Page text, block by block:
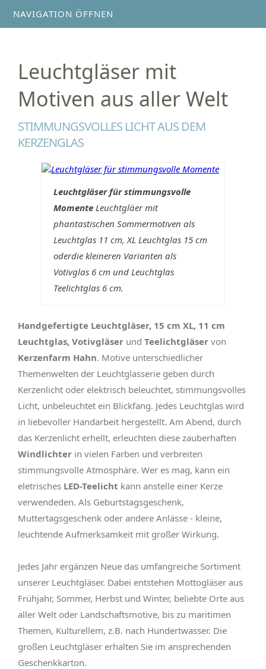
NAVIGATION ÖFFNEN
Leuchtgläser mit
Motiven aus aller Welt
STIMMUNGSVOLLES LICHT AUS DEM
KERZENGLAS
Leuchtgläser für stimmungsvolle
MomenteLeuchtgläer mit
phantastischen Sommermotiven als
Leuchtglas 11 cm, XL Leuchtglas 15 cm
oderdie kleineren Varianten als
Votivglas 6 cm und Leuchtglas
Teelichtglas 6 cm.
Handgefertigte Leuchtgläser, 15 cm XL, 11 cm
Leuchtglas, Votivgläser und Teelichtgläser von
Kerzenfarm Hahn. Motive unterschiedlicher
Themenwelten der Leuchtglasserie geben durch
Kerzenlicht oder elektrisch beleuchtet, stimmungsvolles
Licht, unbeleuchtet ein Blickfang. Jedes Leuchtglas wird
in liebevoller Handarbeit hergestellt. Am Abend, durch
das Kerzenlicht erhellt, erleuchten diese zauberhaften
Windlichter in vielen Farben und verbreiten
stimmungsvolle Atmosphäre. Wer es mag, kann ein
eletrisches LED-Teelicht kann anstelle einer Kerze
verwendeden. Als Geburtstagsgeschenk,
Muttertagsgeschenk oder andere Anlässe - kleine,
leuchtende Aufmerksamkeit mit großer Wirkung.
Jedes Jahr ergänzen Neue das umfangreiche Sortiment
unserer Leuchtgläser. Dabei entstehen Mottogläser aus
Frühjahr, Sommer, Herbst und Winter, beliebte Orte aus
aller Welt oder Landschaftsmotive, bis zu maritimen
Themen, Kulturellem, z.B. nach Hundertwasser. Die
großen Leuchtgläser erhalten Sie im ansprechenden
Geschenkkarton.